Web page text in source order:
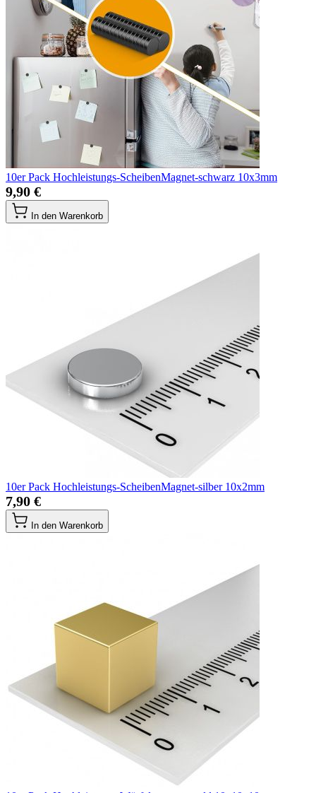
10er Pack Hochleistungs-ScheibenMagnet-schwarz 10x3mm
9,90 €
In den Warenkorb
10er Pack Hochleistungs-ScheibenMagnet-silber 10x2mm
7,90 €
In den Warenkorb